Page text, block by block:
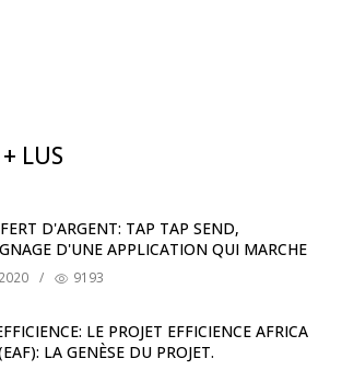
LUS
D'ARGENT: TAP TAP SEND,
D'UNE APPLICATION QUI MARCHE
/ 9193
LE PROJET EFFICIENCE AFRICA
LA GENÈSE DU PROJET.